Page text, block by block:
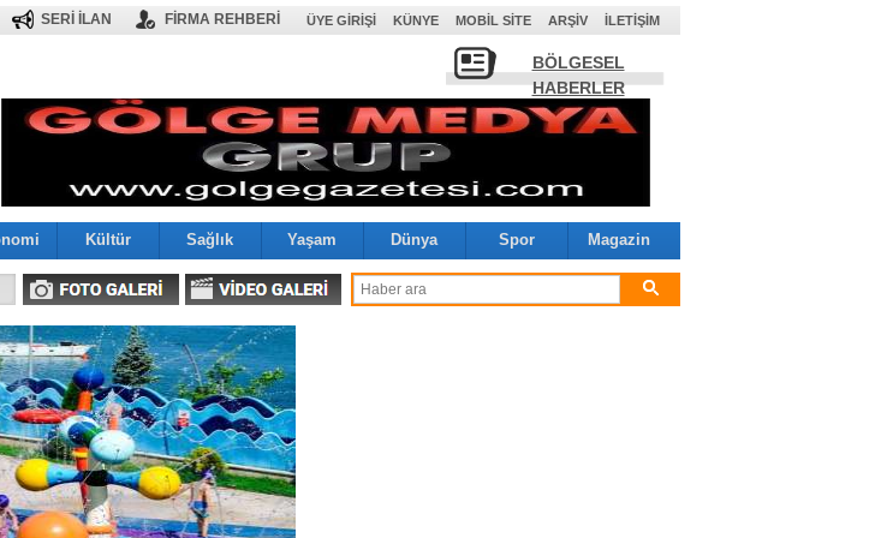
İLETIŞIM
ARŞIV
MOBIL SITE
KÜNYE
ÜYE GIRIŞI
FİRMA REHBERİ
SERİ İLAN
BÖLGESEL
HABERLER
Kültür Sağlık Yaşam Dünya Spor Magazin